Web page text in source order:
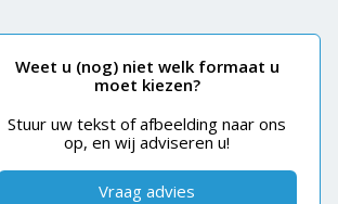
Weet u (nog) niet welk formaat u
moet kiezen?
Stuur uw tekst of afbeelding naar ons
op, en wij adviseren u!
Vraag advies